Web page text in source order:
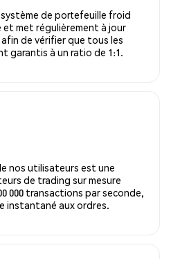
de portefeuille froid
met régulièrement à jour
afin de vérifier que tous les
garantis à un ratio de 1:1.
nos utilisateurs est une
de trading sur mesure
000 transactions par seconde,
instantané aux ordres.